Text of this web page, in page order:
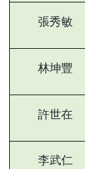
張秀敏
林坤豐
許世在
李武仁